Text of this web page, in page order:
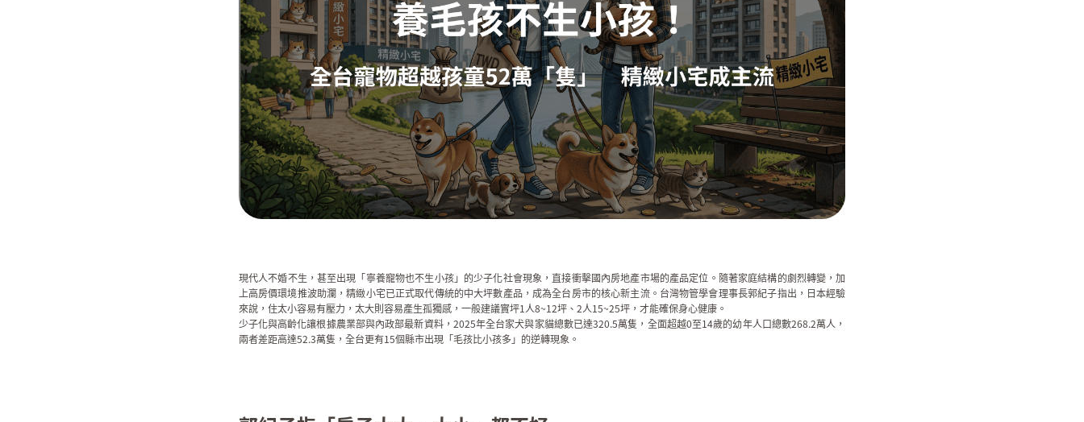
現代人不婚不生，甚至出現「寧養寵物也不生小孩」的少子化社會現象，直接衝擊國內房地產市場的產品定位。隨著家庭結構的劇烈轉變，加
上高房價環境推波助瀾，精緻小宅已正式取代傳統的中大坪數產品，成為全台房市的核心新主流。台灣物管學會理事長郭紀子指出，日本經驗
來說，住太小容易有壓力，太大則容易產生孤獨感，一般建議實坪1人8~12坪、2人15~25坪，才能確保身心健康。
少子化與高齡化讓根據農業部與內政部最新資料，2025年全台家犬與家貓總數已達320.5萬隻，全面超越0至14歲的幼年人口總數268.2萬人，
兩者差距高達52.3萬隻，全台更有15個縣市出現「毛孩比小孩多」的逆轉現象。